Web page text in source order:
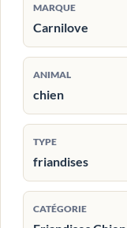
MARQUE
Carnilove
ANIMAL
chien
TYPE
friandises
CATÉGORIE